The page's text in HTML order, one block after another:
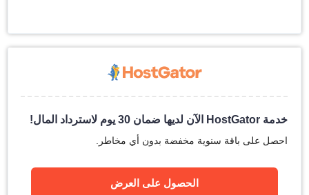
خدمة HostGator الآن لديها ضمان 30 يوم لاسترداد المال!
احصل على باقة سنوية مخفضة بدون أي مخاطر.
الحصول على العرض